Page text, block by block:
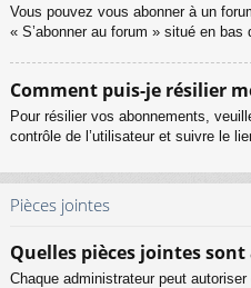
Vous pouvez vous abonner à un
« S’abonner au forum » situé en bas
Comment puis-je résilier
Pour résilier vos abonnements,
contrôle de l’utilisateur et suivre le
Pièces jointes
Quelles pièces jointes
Chaque administrateur peut